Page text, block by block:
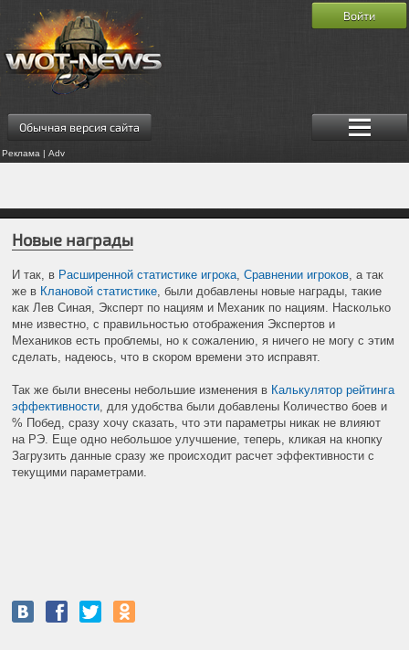
Обычная версия сайта
Реклама | Adv
Войти
Новые награды
И так, в Расширенной статистике игрока ,Сравнении игроков , а так
же в Клановой статистике , были добавлены новые награды, такие
как Лев Синая, Эксперт по нациям и Механик по нациям. Насколько
мне известно, с правильностью отображения Экспертов и
Механиков есть проблемы, но к сожалению, я ничего не могу с этим
сделать, надеюсь, что в скором времени это исправят.
Так же были внесены небольшие изменения в Калькулятор рейтинга
эффективности , для удобства были добавлены Количество боев и
% Побед, сразу хочу сказать, что эти параметры никак не влияют
на РЭ. Еще одно небольшое улучшение, теперь, кликая на кнопку
Загрузить данные сразу же происходит расчет эффективности с
текущими параметрами.